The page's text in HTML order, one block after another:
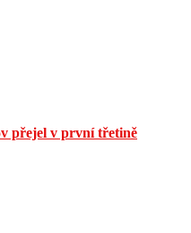
přejel v první třetině